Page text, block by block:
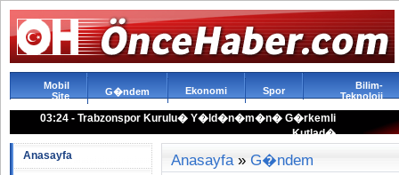
Mobil
Site
G�ndem Ekonomi Spor
Bilim-
Teknoloji
03:24 - Trabzonspor Kurulu� Y�ld�n�m�n� G�rkemli
Kutlad�
Anasayfa
Anasayfa» G�ndem